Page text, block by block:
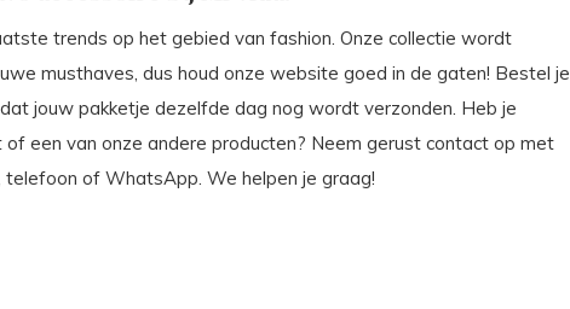
trends op het gebied van fashion. Onze collectie wordt
musthaves, dus houd onze website goed in de gaten! Bestel je
jouw pakketje dezelfde dag nog wordt verzonden. Heb je
een van onze andere producten? Neem gerust contact op met
telefoon of WhatsApp. We helpen je graag!